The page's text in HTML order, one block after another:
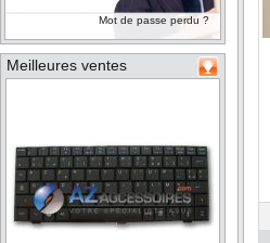
Mot de passe perdu ?
Meilleures ventes